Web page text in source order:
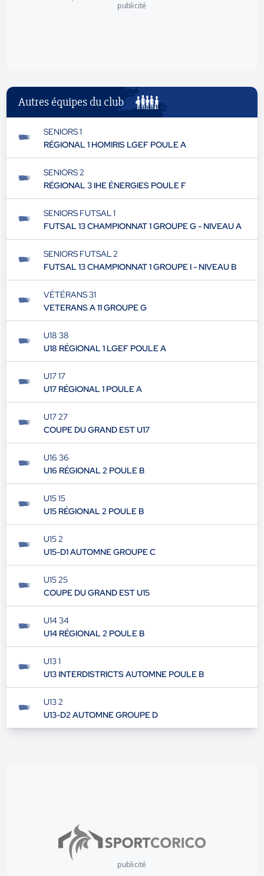
Autres équipes du club
SENIORS 1
RÉGIONAL 1 HOMIRIS LGEF POULE A
SENIORS 2
RÉGIONAL 3 IHE ÉNERGIES POULE F
SENIORS FUTSAL 1
FUTSAL 13 CHAMPIONNAT 1 GROUPE G - NIVEAU A
SENIORS FUTSAL 2
FUTSAL 13 CHAMPIONNAT 1 GROUPE I - NIVEAU B
VÉTÉRANS 31
VETERANS A 11 GROUPE G
U18 38
U18 RÉGIONAL 1 LGEF POULE A
U17 17
U17 RÉGIONAL 1 POULE A
U17 27
COUPE DU GRAND EST U17
U16 36
U16 RÉGIONAL 2 POULE B
U15 15
U15 RÉGIONAL 2 POULE B
U15 2
U15-D1 AUTOMNE GROUPE C
U15 25
COUPE DU GRAND EST U15
U14 34
U14 RÉGIONAL 2 POULE B
U13 1
U13 INTERDISTRICTS AUTOMNE POULE B
U13 2